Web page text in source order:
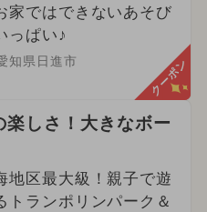
家ではできないあそび
っぱい♪
知県日進市 クーポン
しさ！大きなボー
地区最大級！親子で遊
トランポリンパーク＆